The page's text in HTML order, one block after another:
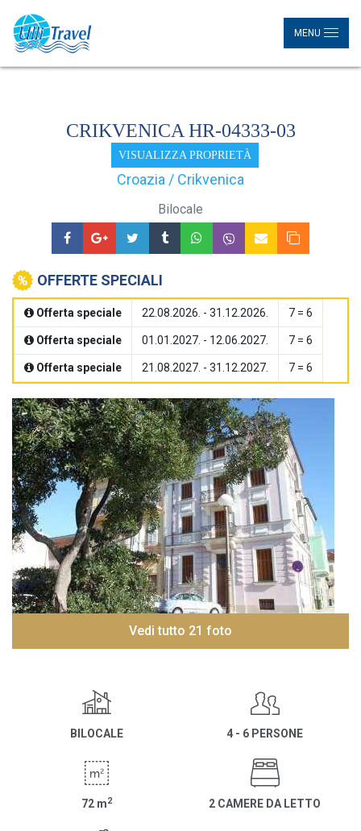
MENU
CRIKVENICA HR-04333-03
VISUALIZZA PROPRIETÀ
Croazia / Crikvenica
Bilocale
OFFERTE SPECIALI
Offerta speciale 22.08.2026. - 31.12.2026. 7 = 6
Offerta speciale 01.01.2027. - 12.06.2027. 7 = 6
Offerta speciale 21.08.2027. - 31.12.2027. 7 = 6
Vedi tutto 21 foto
BILOCALE 4 - 6 PERSONE
72 m2 2 CAMERE DA LETTO